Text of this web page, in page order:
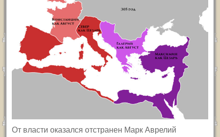
От власти оказался отстранен Марк Аврелий